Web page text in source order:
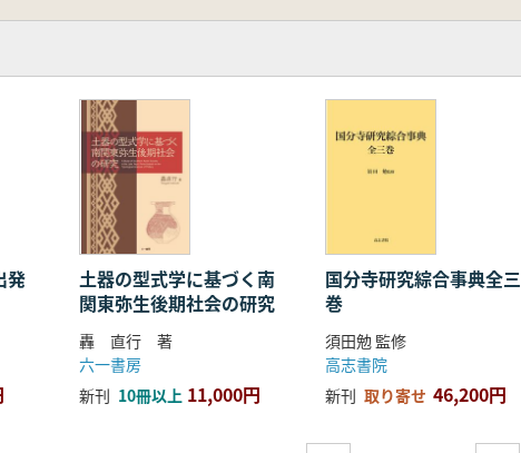
供養塔の銘文解釈―五輪塔にみる禅文学―(乾貴子)
僧鉄牛道機とその周辺から―(松原典明)
神社の石製狛犬(増井有真)
る富士講(中野光将)
墓地と所在墓標について(三好義三)
蹟碑とその周辺について(白石祐司)
葬制(吉田博嗣)
発
土器の型式学に基づく南
関東弥生後期社会の研究
轟 直行 著
六一書房
新刊 10冊以上 11,000円
国分寺研究綜合事典全三
巻
須田勉 監修
高志書院
新刊 取り寄せ 46,200円